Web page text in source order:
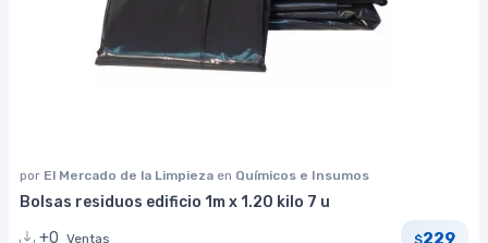
por El Mercado de la Limpieza en Químicos e Insumos
Bolsas residuos edificio 1m x 1.20 kilo 7 u
+0 Ventas $229